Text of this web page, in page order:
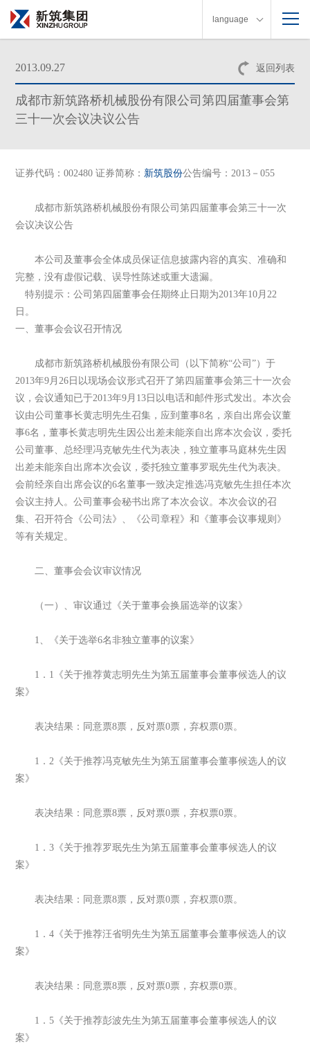
language
返回列表
2013.09.27
成都市新筑路桥机械股份有限公司第四届董事会第
三十一次会议决议公告
证券代码：002480 证券简称： 新筑股份公告编号：2013－055
成都市新筑路桥机械股份有限公司第四届董事会第三十一次
会议决议公告
本公司及董事会全体成员保证信息披露内容的真实、准确和
完整，没有虚假记载、误导性陈述或重大遗漏。
特别提示：公司第四 届董事会任期终止日期为2013年10月22
日。
一、董事会会议召开情况
成都市新筑路桥机械股份有限公司（以下简称“公司”）于
2013年9月26日以现场会议形式召开了第四届董事会第三十一次会
议，会议通知已于2013年9月13日以电话和邮件形式发出。本次会
议由公司董事长黄志明先生召集，应到董事8名，亲自出席会议董
事6名，董事长黄志明先生因公出差未能亲自出席本次会议，委托
公司董事、总经理冯克敏先生代为表决，独立董事马庭林先生因
出差未能亲自出席本次会议，委托独立董事罗珉先生代为表决。
会前经亲自出席会议的6名董事一致决定推选冯克敏先生担任本次
会议主持人。公司董事会秘书出席了本次会议。本次会议的召
集、召开符合《公司法》、《公司章程》和《董事会议事规则》
等有关规定。
二、董事会会议审议情况
（一）、审议通过《关于董事会换届选举的议案》
1、《关于选举6名非独立董事的议案》
1．1《关于推荐黄志明先生为第五届董事会董事候选人的议
案》
表决结果：同意票8票，反对票0票，弃权票0票。
1．2《关于推荐冯克敏先生为第五届董事会董事候选人的议
案》
表决结果：同意票8票，反对票0票，弃权票0票。
1．3《关于推荐罗珉先生为第五届董事会董事候选人的议
案》
表决结果：同意票8票，反对票0票，弃权票0票。
1．4《关于推荐汪省明先生为第五届董事会董事候选人的议
案》
表决结果：同意票8票，反对票0票，弃权票0票。
1．5《关于推荐彭波先生为第五届董事会董事候选人的议
案》